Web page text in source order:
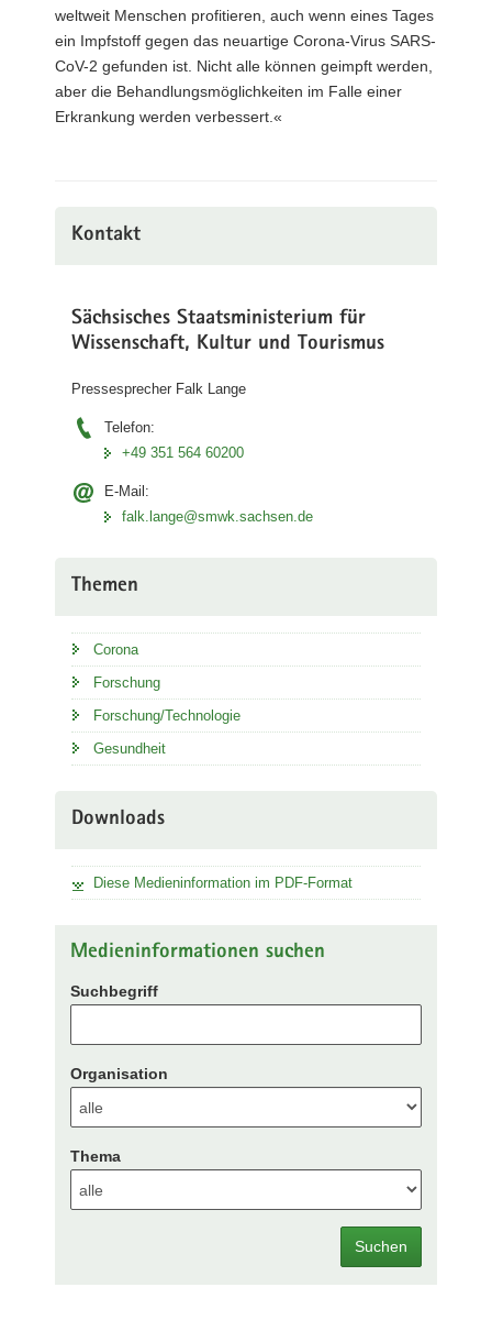
weltweit Menschen profitieren, auch wenn eines Tages
ein Impfstoff gegen das neuartige Corona-Virus SARS-
CoV-2 gefunden ist. Nicht alle können geimpft werden,
aber die Behandlungsmöglichkeiten im Falle einer
Erkrankung werden verbessert.«
Kontakt
Sächsisches Staatsministerium für
Wissenschaft, Kultur und Tourismus
Pressesprecher Falk Lange
Telefon:
+49 351 564 60200
E-Mail:
falk.lange@smwk.sachsen.de
Themen
Corona
Forschung
Forschung/Technologie
Gesundheit
Downloads
Diese Medieninformation im PDF-Format
Medieninformationen suchen
Suchbegriff
Organisation
Thema
Suchen